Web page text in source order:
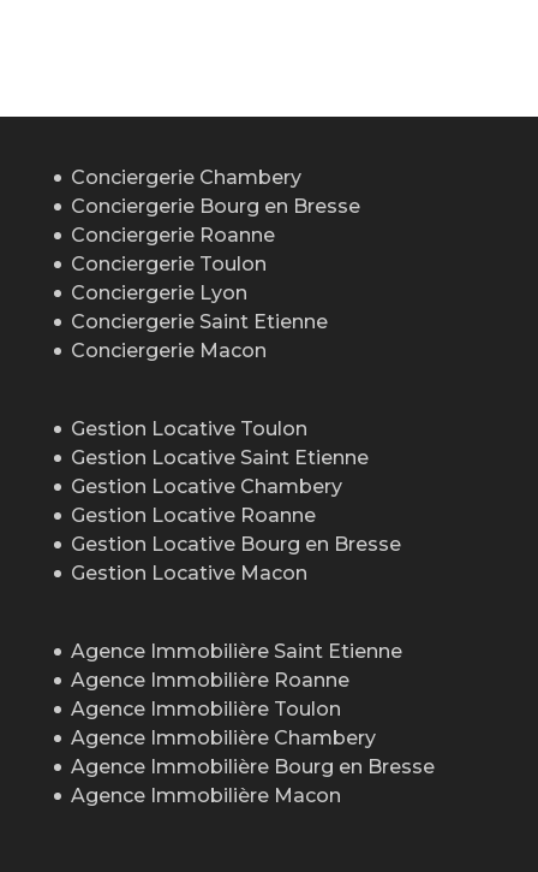
Conciergerie Chambery
Conciergerie Bourg en Bresse
Conciergerie Roanne
Conciergerie Toulon
Conciergerie Lyon
Conciergerie Saint Etienne
Conciergerie Macon
Gestion Locative Toulon
Gestion Locative Saint Etienne
Gestion Locative Chambery
Gestion Locative Roanne
Gestion Locative Bourg en Bresse
Gestion Locative Macon
Agence Immobilière Saint Etienne
Agence Immobilière Roanne
Agence Immobilière Toulon
Agence Immobilière Chambery
Agence Immobilière Bourg en Bresse
Agence Immobilière Macon